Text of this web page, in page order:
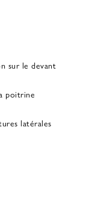
sur le devant
poitrine
latérales